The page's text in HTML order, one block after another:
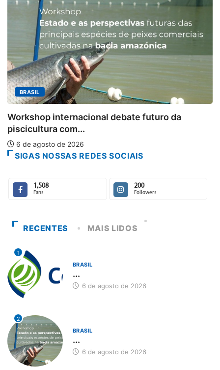
da
MINAS GERAIS
Aberto o credenciamento de
SIGAS NOSSAS REDES SOCIAIS
1,508
Fans
200
Followers
RECENTES MAIS LIDOS
1
BRASIL
...
6 de agosto de 2026
2
BRASIL
...
6 de agosto de 2026